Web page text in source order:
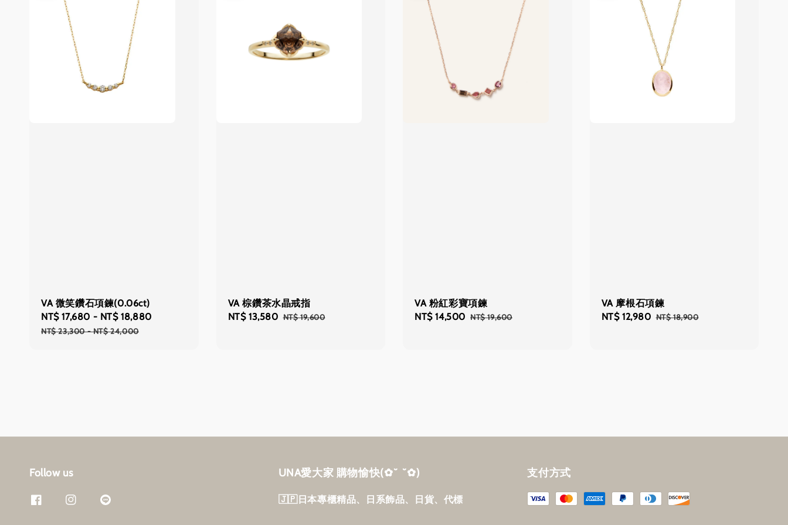
VA 微笑鑽石項鍊(0.06ct)
Sale
price
NT$ 17,680 - NT$ 18,880
NT$ 23,300-NT$ 24,000
VA 棕鑽茶水晶戒指
Sale
NT$ 13,580 Regular
NT$ 19,600
VA 粉紅彩寶項鍊
Sale
NT$ 14,500 Regular
NT$ 19,600
VA 摩根石項鍊
Sale
NT$ 12,980 Regular
NT$ 18,900
Follow us UNA愛大家 購物愉快‎(✿˘ ˘✿)
🇯🇵日本專櫃精品、日系飾品、日貨、代標
支付方式